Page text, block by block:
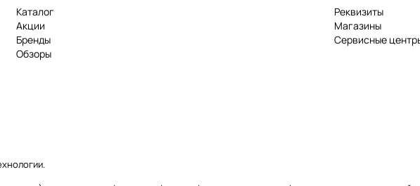
Каталог
Акции
Бренды
Обзоры
Реквизиты
Магазины
Сервисные
.